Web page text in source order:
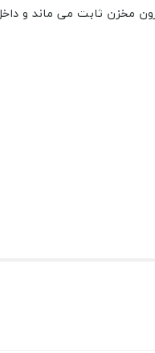
و مواد درون مخزن ثابت می